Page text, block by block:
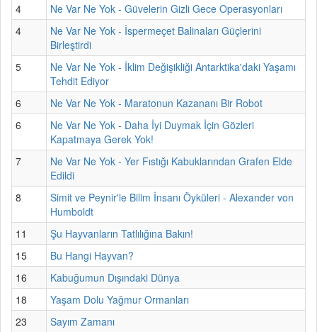
4
Ne Var Ne Yok - Güvelerin Gizli Gece Operasyonları
4
Ne Var Ne Yok - İspermeçet Balinaları Güçlerini
Birleştirdi
5
Ne Var Ne Yok - İklim Değişikliği Antarktika'daki Yaşamı
Tehdit Ediyor
6
Ne Var Ne Yok - Maratonun Kazananı Bir Robot
6
Ne Var Ne Yok - Daha İyi Duymak İçin Gözleri
Kapatmaya Gerek Yok!
7
Ne Var Ne Yok - Yer Fıstığı Kabuklarından Grafen Elde
Edildi
8
Simit ve Peynir'le Bilim İnsanı Öyküleri - Alexander von
Humboldt
11
Şu Hayvanların Tatlılığına Bakın!
15
Bu Hangi Hayvan?
16
Kabuğumun Dışındaki Dünya
18
Yaşam Dolu Yağmur Ormanları
23
Sayım Zamanı